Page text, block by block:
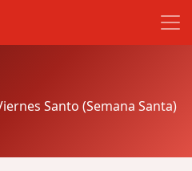
Santo (Semana Santa)